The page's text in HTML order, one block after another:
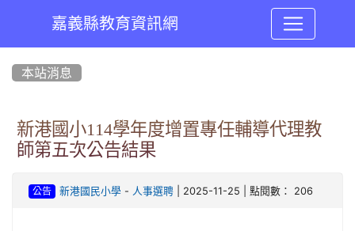
嘉義縣教育資訊網
本站消息
新港國小114學年度增置專任輔導代理教
師第五次公告結果
公告 新港國民小學- 人事選聘| 2025-11-25 | 點閱數： 206